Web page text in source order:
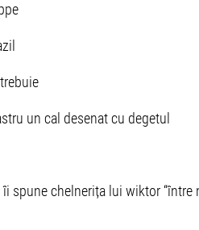
un cal desenat cu degetul
îi spune chelnerița lui wiktor